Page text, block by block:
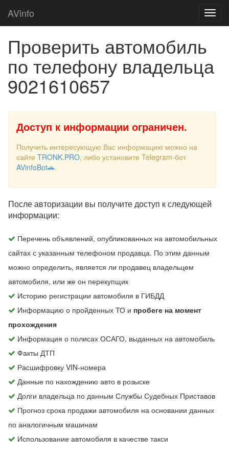
AVinfo
Проверить автомобиль
по телефону владельца
9021610657
Доступ к информации ограничен.
Получить интересующую Вас информацию можно на
сайте TRONK.PRO, либо установите Telegram-бот
AVinfoBot🚗.
После авторизации вы получите доступ к следующей
информации:
Перечень объявлений, опубликованных на автомобильных
сайтах с указанным телефоном продавца. По этим данным
можно определить, является ли продавец владельцем
автомобиля, или же он перекупщик
Историю регистрации автомобиля в ГИБДД
Информацию о пройденных ТО и пробеге на момент
прохождения
Информация о полисах ОСАГО, выданных на автомобиль
Факты ДТП
Расшифровку VIN-номера
Данные по нахождению авто в розыске
Долги владельца по данным Службы Судебных Приставов
Прогноз срока продажи автомобиля на основании данных
по аналогичным машинам
Использование автомобиля в качестве такси